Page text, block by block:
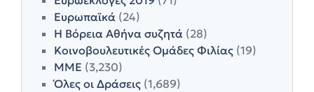
Ευρωπαϊκά (24)
Η Βόρεια Αθήνα συζητά (28)
Κοινοβουλευτικές Ομάδες Φιλίας (19)
ΜΜΕ (3,230)
Όλες οι Δράσεις (1,689)